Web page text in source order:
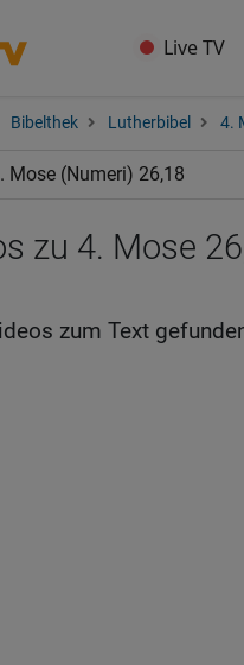
Live TV
Bibelthek Lutherbibel 4.
zu 4. Mose
zum Text